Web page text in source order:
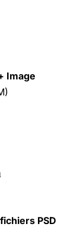
Image
fichiers PSD